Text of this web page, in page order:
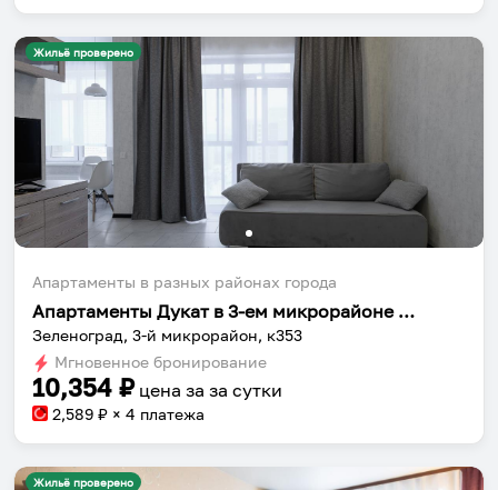
Жильё проверено
Апартаменты в разных районах города
Апартаменты Дукат в 3-ем микрорайоне к353
Зеленоград, 3-й микрорайон, к353
Мгновенное бронирование
10,354 ₽ цена за за сутки
2,589 ₽ × 4 платежа
Жильё проверено